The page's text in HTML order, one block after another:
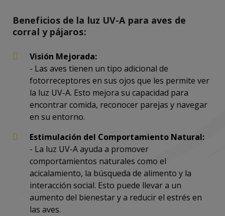
Beneficios de la luz UV-A para aves de
corral y pájaros:
Visión Mejorada:
- Las aves tienen un tipo adicional de
fotorreceptores en sus ojos que les permite ver
la luz UV-A. Esto mejora su capacidad para
encontrar comida, reconocer parejas y navegar
en su entorno.
Estimulación del Comportamiento Natural:
- La luz UV-A ayuda a promover
comportamientos naturales como el
acicalamiento, la búsqueda de alimento y la
interacción social. Esto puede llevar a un
aumento del bienestar y a reducir el estrés en
las aves.